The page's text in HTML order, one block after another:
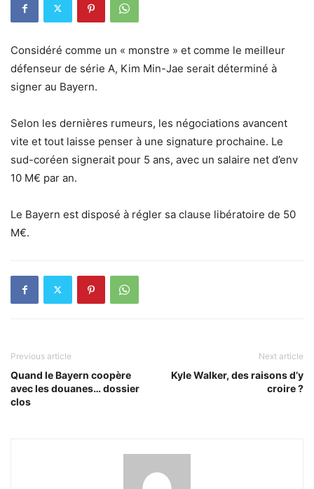
Considéré comme un « monstre » et comme le meilleur
défenseur de série A, Kim Min-Jae serait déterminé à
signer au Bayern.
Selon les dernières rumeurs, les négociations avancent
vite et tout laisse penser à une signature prochaine. Le
sud-coréen signerait pour 5 ans, avec un salaire net d’env
10 M€ par an.
Le Bayern est disposé à régler sa clause libératoire de 50
M€.
Previous article
Quand le Bayern coopère
avec les douanes… dossier
clos
Next article
Kyle Walker, des raisons d’y
croire ?